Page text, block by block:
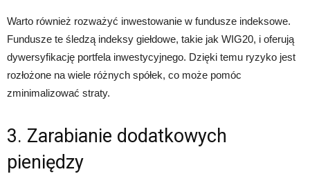
Warto również rozważyć inwestowanie w fundusze indeksowe.
Fundusze te śledzą indeksy giełdowe, takie jak WIG20, i oferują
dywersyfikację portfela inwestycyjnego. Dzięki temu ryzyko jest
rozłożone na wiele różnych spółek, co może pomóc
zminimalizować straty.
3. Zarabianie dodatkowych
pieniędzy